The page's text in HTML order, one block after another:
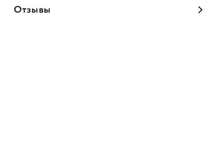
Отзывы